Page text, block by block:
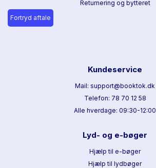
Juni 2021
Niels Vestergaard Olsen
Returnering og bytteret
Fortryd aftale
Kundeservice
Mail: support@booktok.dk
Telefon: 78 70 12 58
Alle hverdage: 09:30-12:00
Lyd- og e-bøger
Hjælp til e-bøger
Hjælp til lydbøger